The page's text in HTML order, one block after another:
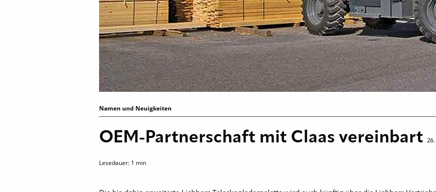
Namen und Neuigkeiten
OEM-Partnerschaft mit Claas vereinbart 26.
Lesedauer: 1 min